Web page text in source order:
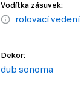
Vodítka zásuvek:
rolovací vedení
Dekor:
dub sonoma